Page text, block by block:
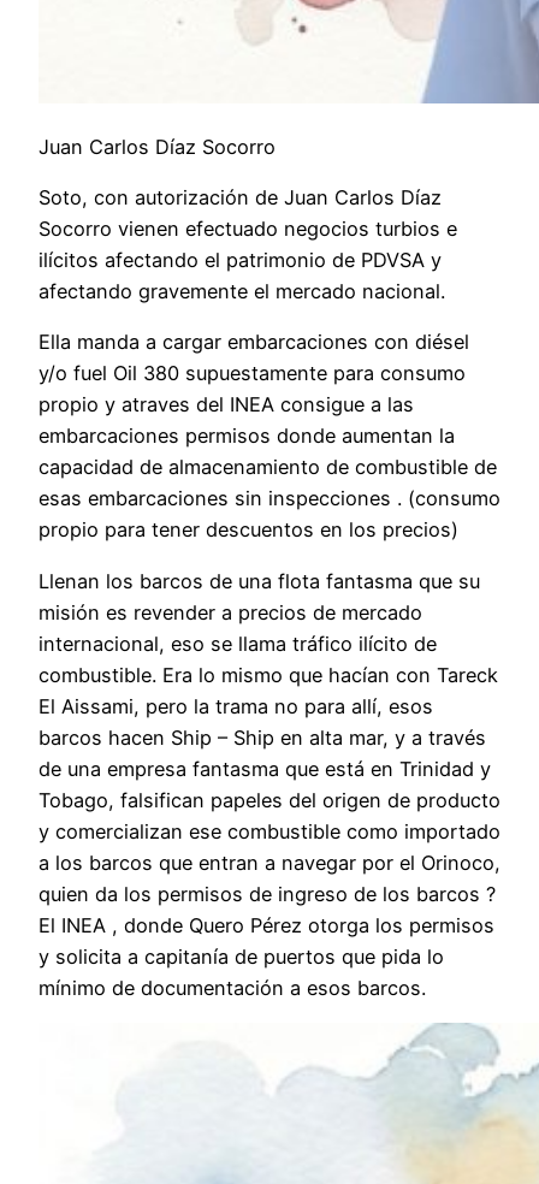
Juan Carlos Díaz Socorro
Soto, con autorización de Juan Carlos Díaz
Socorro vienen efectuado negocios turbios e
ilícitos afectando el patrimonio de PDVSA y
afectando gravemente el mercado nacional.
Ella manda a cargar embarcaciones con diésel
y/o fuel Oil 380 supuestamente para consumo
propio y atraves del INEA consigue a las
embarcaciones permisos donde aumentan la
capacidad de almacenamiento de combustible de
esas embarcaciones sin inspecciones . (consumo
propio para tener descuentos en los precios)
Llenan los barcos de una flota fantasma que su
misión es revender a precios de mercado
internacional, eso se llama tráfico ilícito de
combustible. Era lo mismo que hacían con Tareck
El Aissami, pero la trama no para allí, esos
barcos hacen Ship – Ship en alta mar, y a través
de una empresa fantasma que está en Trinidad y
Tobago, falsifican papeles del origen de producto
y comercializan ese combustible como importado
a los barcos que entran a navegar por el Orinoco,
quien da los permisos de ingreso de los barcos ?
El INEA , donde Quero Pérez otorga los permisos
y solicita a capitanía de puertos que pida lo
mínimo de documentación a esos barcos.